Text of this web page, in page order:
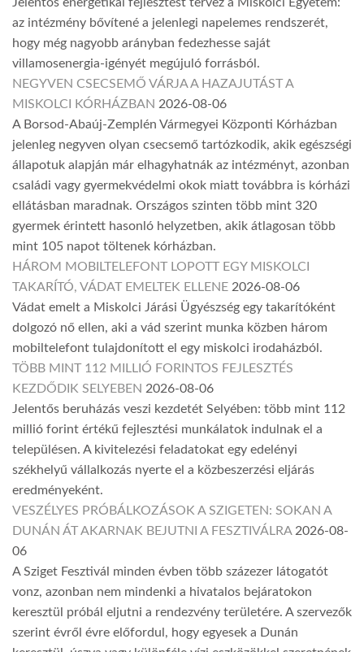
az intézmény bővítené a jelenlegi napelemes rendszerét,
hogy még nagyobb arányban fedezhesse saját
villamosenergia-igényét megújuló forrásból.
NEGYVEN CSECSEMŐ VÁRJA A HAZAJUTÁST A
MISKOLCI KÓRHÁZBAN 2026-08-06
A Borsod-Abaúj-Zemplén Vármegyei Központi Kórházban
jelenleg negyven olyan csecsemő tartózkodik, akik egészségi
állapotuk alapján már elhagyhatnák az intézményt, azonban
családi vagy gyermekvédelmi okok miatt továbbra is kórházi
ellátásban maradnak. Országos szinten több mint 320
gyermek érintett hasonló helyzetben, akik átlagosan több
mint 105 napot töltenek kórházban.
HÁROM MOBILTELEFONT LOPOTT EGY MISKOLCI
TAKARÍTÓ, VÁDAT EMELTEK ELLENE 2026-08-06
Vádat emelt a Miskolci Járási Ügyészség egy takarítóként
dolgozó nő ellen, aki a vád szerint munka közben három
mobiltelefont tulajdonított el egy miskolci irodaházból.
TÖBB MINT 112 MILLIÓ FORINTOS FEJLESZTÉS
KEZDŐDIK SELYEBEN 2026-08-06
Jelentős beruházás veszi kezdetét Selyében: több mint 112
millió forint értékű fejlesztési munkálatok indulnak el a
településen. A kivitelezési feladatokat egy edelényi
székhelyű vállalkozás nyerte el a közbeszerzési eljárás
eredményeként.
VESZÉLYES PRÓBÁLKOZÁSOK A SZIGETEN: SOKAN A
DUNÁN ÁT AKARNAK BEJUTNI A FESZTIVÁLRA 2026-08-
06
A Sziget Fesztivál minden évben több százezer látogatót
vonz, azonban nem mindenki a hivatalos bejáratokon
keresztül próbál eljutni a rendezvény területére. A szervezők
szerint évről évre előfordul, hogy egyesek a Dunán